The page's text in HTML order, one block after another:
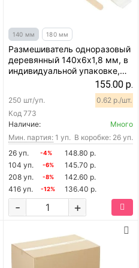
140 мм 180 мм
Размешиватель одноразовый
деревянный 140х6х1,8 мм, в
индивидуальной упаковке,
155.00 р.
Код 773
250 шт/уп. 0.62 р./шт.
Наличие:
Много
Мин. партия: 1 уп. В коробке: 26 уп.
26 уп.
-4%
148.80 р.
104 уп.
-6%
145.70 р.
208 уп.
-8%
142.60 р.
416 уп.
-12% 136.40 р.
+
-